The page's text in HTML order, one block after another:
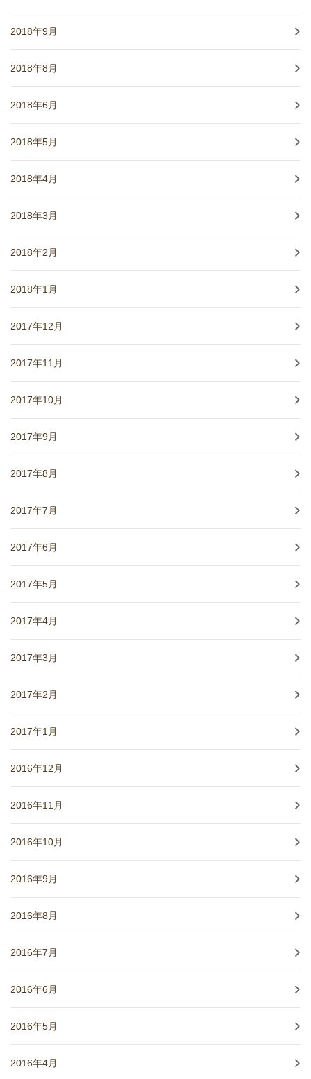
2018年9月
2018年8月
2018年6月
2018年5月
2018年4月
2018年3月
2018年2月
2018年1月
2017年12月
2017年11月
2017年10月
2017年9月
2017年8月
2017年7月
2017年6月
2017年5月
2017年4月
2017年3月
2017年2月
2017年1月
2016年12月
2016年11月
2016年10月
2016年9月
2016年8月
2016年7月
2016年6月
2016年5月
2016年4月